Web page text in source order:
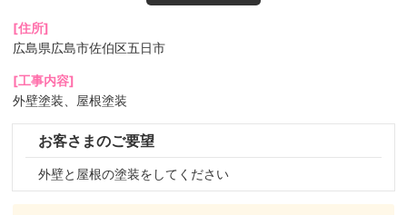
[住所]
広島県広島市佐伯区五日市
[工事内容]
外壁塗装、屋根塗装
お客さまのご要望
外壁と屋根の塗装をしてください